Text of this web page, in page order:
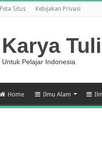
Peta Situs Kebijakan Privasi
Karya
Untuk Pelajar Indonesia
Home Ilmu Alam